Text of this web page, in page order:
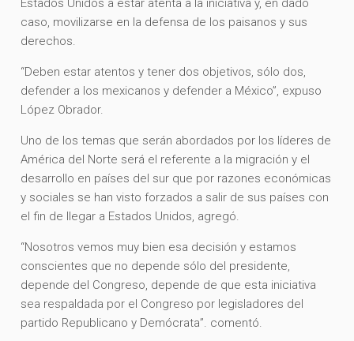
Estados Unidos a estar atenta a la iniciativa y, en dado
caso, movilizarse en la defensa de los paisanos y sus
derechos.
“Deben estar atentos y tener dos objetivos, sólo dos,
defender a los mexicanos y defender a México”, expuso
López Obrador.
Uno de los temas que serán abordados por los líderes de
América del Norte será el referente a la migración y el
desarrollo en países del sur que por razones económicas
y sociales se han visto forzados a salir de sus países con
el fin de llegar a Estados Unidos, agregó.
“Nosotros vemos muy bien esa decisión y estamos
conscientes que no depende sólo del presidente,
depende del Congreso, depende de que esta iniciativa
sea respaldada por el Congreso por legisladores del
partido Republicano y Demócrata”. comentó.